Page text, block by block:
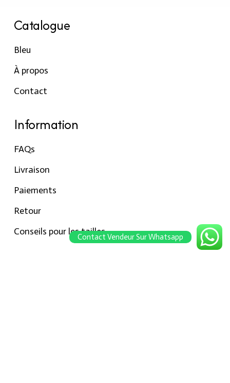
Catalogue
Bleu
À propos
Contact
Information
FAQs
Livraison
Paiements
Retour
Conseils pour les taillesContact Vendeur Sur Whatsapp